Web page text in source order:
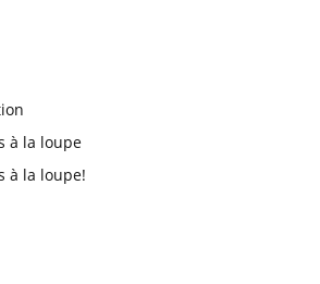
à la loupe
à la loupe!